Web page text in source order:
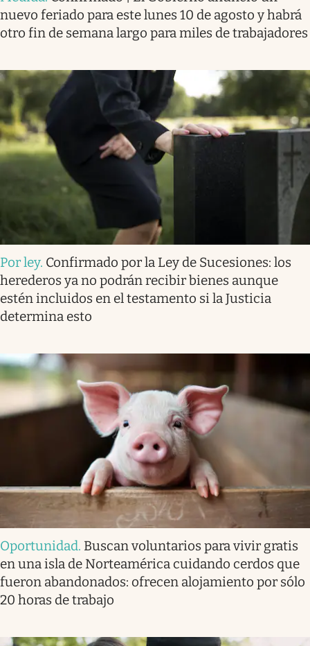
nuevo feriado para este lunes 10 de agosto y habrá
otro fin de semana largo para miles de trabajadores
Por ley. Confirmado por la Ley de Sucesiones: los
herederos ya no podrán recibir bienes aunque
estén incluidos en el testamento si la Justicia
determina esto
Oportunidad. Buscan voluntarios para vivir gratis
en una isla de Norteamérica cuidando cerdos que
fueron abandonados: ofrecen alojamiento por sólo
20 horas de trabajo